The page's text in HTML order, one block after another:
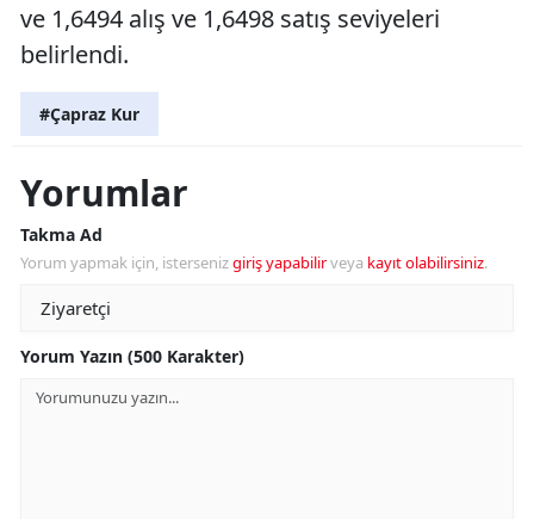
ve 1,6494 alış ve 1,6498 satış seviyeleri
belirlendi.
#Çapraz Kur
Yorumlar
Takma Ad
Yorum yapmak için, istersenizgiriş yapabilirveya kayıt olabilirsiniz.
Yorum Yazın (500 Karakter)